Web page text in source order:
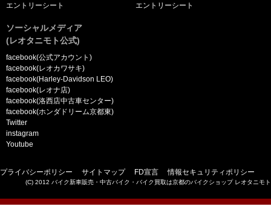
エントリーシート
エントリーシート
ソーシャルメディア
(レオタニモト公式)
facebook(公式アカウント)
facebook(レオカワサキ)
facebook(Harley-Davidson LEO)
facebook(レオナ店)
facebook(洛西店中古車センター)
facebook(ホンダドリーム京都東)
Twitter
instagram
Youtube
プライバシーポリシー サイトマップ FD宣言 情報セキュリティポリシー
(C) 2012 バイク新車販売・中古バイク・バイク買取は京都のバイクショップ レオタニモト